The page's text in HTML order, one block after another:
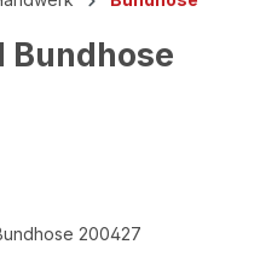
Bundhose